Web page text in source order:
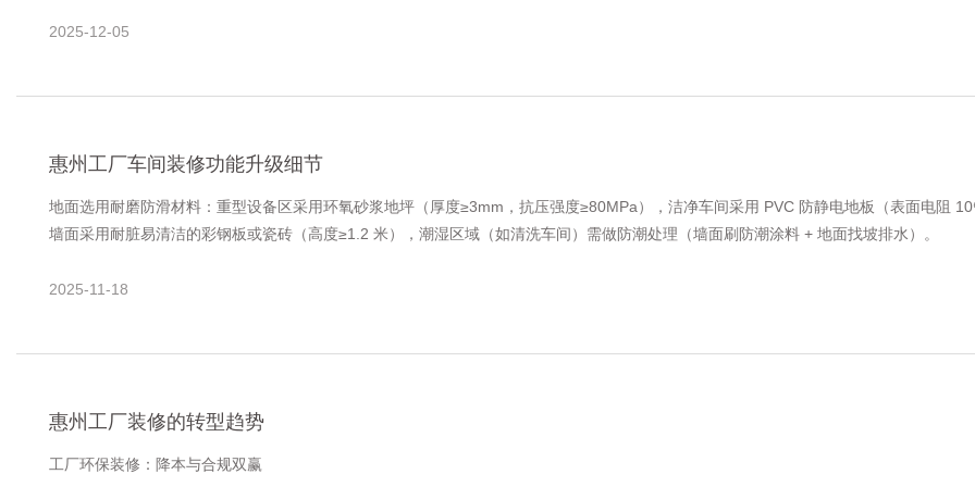
2025-12-05
惠州工厂车间装修功能升级细节
地面选用耐磨防滑材料：重型设备区采用环氧砂浆地坪（厚度≥3mm，抗压强度≥80MPa），洁净车间采用 PVC 防静电地板（表面电阻
墙面采用耐脏易清洁的彩钢板或瓷砖（高度≥1.2 米），潮湿区域（如清洗车间）需做防潮处理（墙面刷防潮涂料 + 地面找坡排水）。
2025-11-18
惠州工厂装修的转型趋势
工厂环保装修：降本与合规双赢